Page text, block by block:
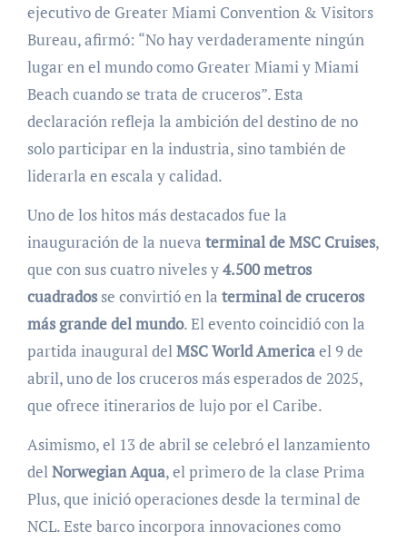
ejecutivo de Greater Miami Convention & Visitors
Bureau, afirmó: “No hay verdaderamente ningún
lugar en el mundo como Greater Miami y Miami
Beach cuando se trata de cruceros”. Esta
declaración refleja la ambición del destino de no
solo participar en la industria, sino también de
liderarla en escala y calidad.
Uno de los hitos más destacados fue la
inauguración de la nueva terminal de MSC Cruises,
que con sus cuatro niveles y4.500 metros
cuadradosse convirtió en la terminal de cruceros
más grande del mundo. El evento coincidió con la
partida inaugural del MSC World Americael 9 de
abril, uno de los cruceros más esperados de 2025,
que ofrece itinerarios de lujo por el Caribe.
Asimismo, el 13 de abril se celebró el lanzamiento
del Norwegian Aqua, el primero de la clase Prima
Plus, que inició operaciones desde la terminal de
NCL. Este barco incorpora innovaciones como